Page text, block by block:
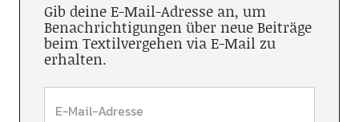
Gib deine E-Mail-Adresse an, um
Benachrichtigungen über neue Beiträge
beim Textilvergehen via E-Mail zu
erhalten.